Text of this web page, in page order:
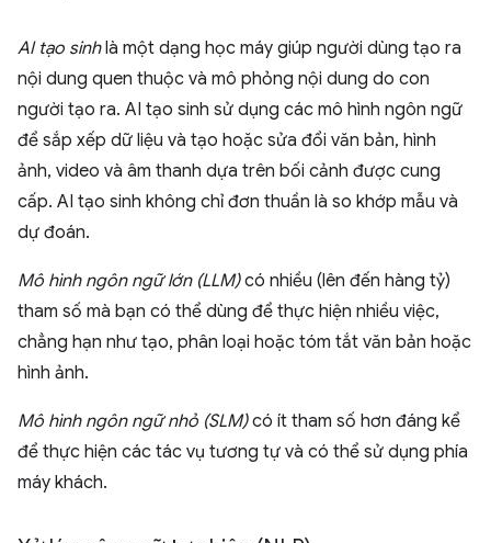
AI tạo sinhlà một dạng học máy giúp người dùng tạo ra
nội dung quen thuộc và mô phỏng nội dung do con
người tạo ra. AI tạo sinh sử dụng các mô hình ngôn ngữ
để sắp xếp dữ liệu và tạo hoặc sửa đổi văn bản, hình
ảnh, video và âm thanh dựa trên bối cảnh được cung
cấp. AI tạo sinh không chỉ đơn thuần là so khớp mẫu và
dự đoán.
Mô hình ngôn ngữ lớn (LLM)có nhiều (lên đến hàng tỷ)
tham số mà bạn có thể dùng để thực hiện nhiều việc,
chẳng hạn như tạo, phân loại hoặc tóm tắt văn bản hoặc
hình ảnh.
Mô hình ngôn ngữ nhỏ (SLM)có ít tham số hơn đáng kể
để thực hiện các tác vụ tương tự và có thể sử dụng phía
máy khách.